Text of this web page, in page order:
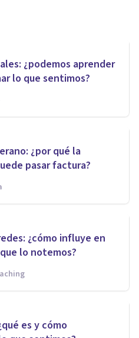
¿podemos aprender
lo que sentimos?
¿por qué la
pasar factura?
¿cómo influye en
lo notemos?
es y cómo